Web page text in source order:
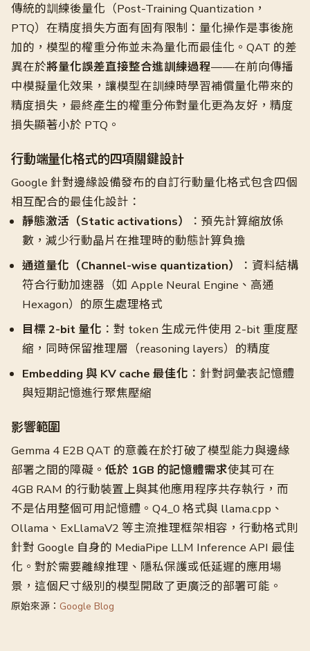
傳統的訓練後量化（Post-Training Quantization，
PTQ）在精度損失方面有固有限制：量化操作是事後施
加的，模型的權重分佈並未為量化而最佳化。QAT 的差
異在於將量化誤差直接整合進訓練過程——在前向傳播
中模擬量化效果，讓模型在訓練時學習補償量化帶來的
精度損失，最終產生的權重分佈對量化更為友好，精度
損失顯著小於 PTQ。
行動端量化格式的四項關鍵設計
Google 針對邊緣設備發布的自訂行動量化格式包含四個
相互配合的最佳化設計：
靜態激活（Static activations）
：預先計算縮放係
數，減少行動晶片在推理時的動態計算負擔
通道量化（Channel-wise quantization）
：資料結構
符合行動加速器（如 Apple Neural Engine、高通
Hexagon）的原生處理格式
目標 2-bit 量化 ：對 token 生成元件使用 2-bit 重度壓
縮，同時保留推理層（reasoning layers）的精度
Embedding 與 KV cache 最佳化 ：針對詞彙表記憶體
與短期記憶進行聚焦壓縮
影響範圍
Gemma 4 E2B QAT 的意義在於打破了模型能力與邊緣
部署之間的障礙。 低於 1GB 的記憶體需求使其可在
4GB RAM 的行動裝置上與其他應用程序共存執行，而
不是佔用整個可用記憶體。Q4_0 格式與 llama.cpp、
Ollama、ExLlamaV2 等主流推理框架相容，行動格式則
針對 Google 自身的 MediaPipe LLM Inference API 最佳
化。對於需要離線推理、隱私保護或低延遲的應用場
景，這個尺寸級別的模型開啟了更廣泛的部署可能。
原始來源： Google Blog